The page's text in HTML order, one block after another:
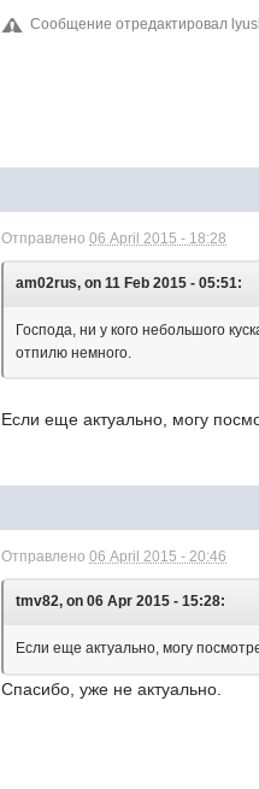
Сообщение отредактировал
Отправлено06 April 2015 - 18:28
am02rus, on 11 Feb 2015 - 05:51:
Господа, ни у кого небольшого
отпилю немного.
Если еще актуально, могу
Отправлено06 April 2015 - 20:46
tmv82, on 06 Apr 2015 - 15:28:
Если еще актуально, могу
Спасибо, уже не актуально.